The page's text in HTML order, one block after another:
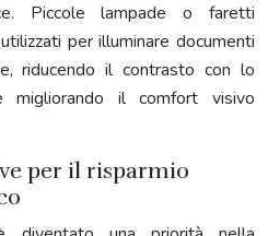
Piccole lampade o faretti
per illuminare documenti
riducendo il contrasto con lo
migliorando il comfort visivo
per il risparmio